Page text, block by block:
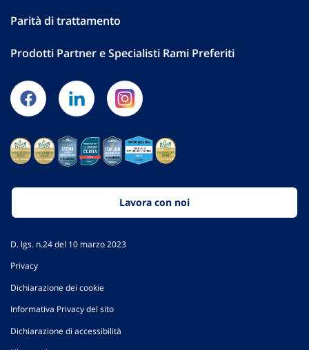
Parità di trattamento
Prodotti Partner e Specialisti Rami Preferiti
Lavora con noi
D. lgs. n.24 del 10 marzo 2023
Privacy
Dichiarazione dei cookie
Informativa Privacy del sito
Dichiarazione di accessibilità